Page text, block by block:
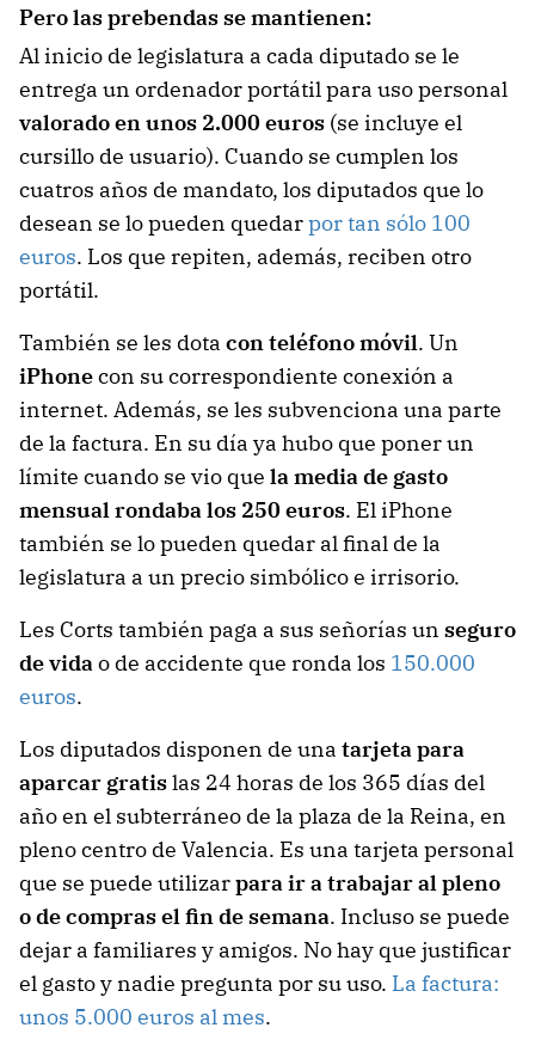
Pero las prebendas se mantienen:
Al inicio de legislatura a cada diputado se le
entrega un ordenador portátil para uso personal
valorado en unos 2.000 euros (se incluye el
cursillo de usuario). Cuando se cumplen los
cuatros años de mandato, los diputados que lo
desean se lo pueden quedarpor tan sólo 100
euros. Los que repiten, además, reciben otro
portátil.
También se les dota con teléfono móvil. Un
iPhonecon su correspondiente conexión a
internet. Además, se les subvenciona una parte
de la factura. En su día ya hubo que poner un
límite cuando se vio que la media de gasto
mensual rondaba los 250 euros. El iPhone
también se lo pueden quedar al final de la
legislatura a un precio simbólico e irrisorio.
Les Corts también paga a sus señorías un seguro
de vida o de accidente que ronda los 150.000
euros.
Los diputados disponen de una tarjeta para
aparcar gratislas 24 horas de los 365 días del
año en el subterráneo de la plaza de la Reina, en
pleno centro de Valencia. Es una tarjeta personal
que se puede utilizarpara ir a trabajar al pleno
o de compras el fin de semana. Incluso se puede
dejar a familiares y amigos. No hay que justificar
el gasto y nadie pregunta por su uso. La factura:
unos 5.000 euros al mes.